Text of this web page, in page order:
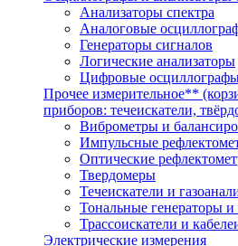
Анализаторы спектра
Аналоговые
Генераторы сигналов
Логические анализаторы
Цифровые
Прочее измерительное**
приборов: течеискатели,
Виброметры и
Импульсные
Оптические
Твердомеры
Течеискатели и
Тональные генераторы
Трассоискатели и
Электрические измерения